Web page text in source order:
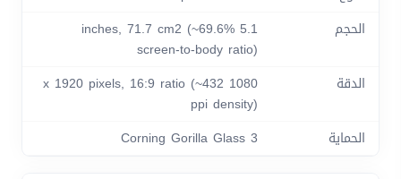
الحجم
5.1 inches, 71.7 cm2 (~69.6%
screen-to-body ratio)
الدقة
1080 x 1920 pixels, 16:9 ratio (~432
ppi density)
الحماية
Corning Gorilla Glass 3